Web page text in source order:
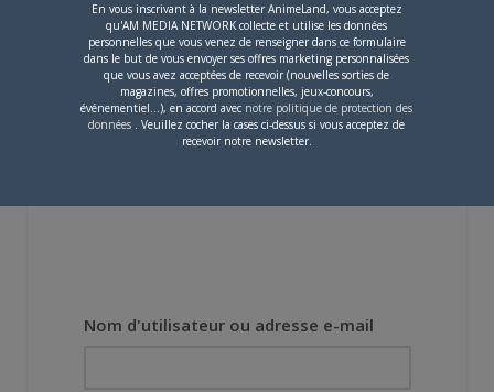
projet, il était déjà
demandé de suivre au
mieux le manga
originel.»
Vous devez vous connecterpour laisser un
Nom d'utilisateur ou adresse e-mail
En vous inscrivant à la newsletter AnimeLand, vous acceptez
qu'AM MEDIA NETWORK collecte et utilise les données
personnelles que vous venez de renseigner dans ce formulaire
dans le but de vous envoyer ses offres marketing personnalisées
que vous avez acceptées de recevoir (nouvelles sorties de
magazines, offres promotionnelles, jeux-concours,
événementiel...), en accord avec notre politique de protection des
données . Veuillez cocher la cases ci-dessus si vous acceptez de
recevoir notre newsletter.